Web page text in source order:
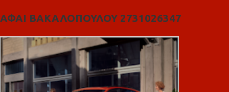
ΑΦΑΙ ΒΑΚΑΛΟΠΟΥΛΟΥ 2731026347